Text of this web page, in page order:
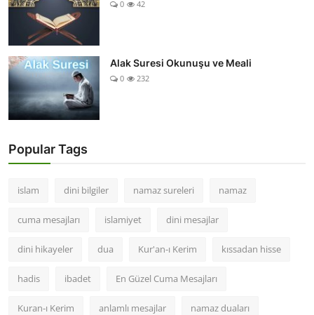
0 42
Alak Suresi Okunuşu ve Meali
0 232
Popular Tags
islam dini bilgiler namaz sureleri namaz
cuma mesajları islamiyet dini mesajlar
dini hikayeler dua Kur'an-ı Kerim kıssadan hisse
hadis ibadet En Güzel Cuma Mesajları
Kuran-ı Kerim anlamlı mesajlar namaz duaları